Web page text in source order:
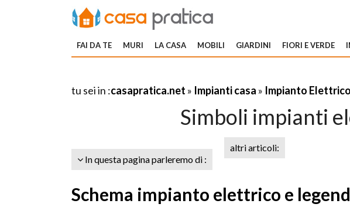
FAI DA TE MURI LA CASA MOBILI GIARDINI FIORI E VERDE
tu sei in :casapratica.net » Impianti casa » Impianto Elettrico
Simboli impianti
In questa pagina parleremo di :
altri articoli:
Schema impianto elettrico e